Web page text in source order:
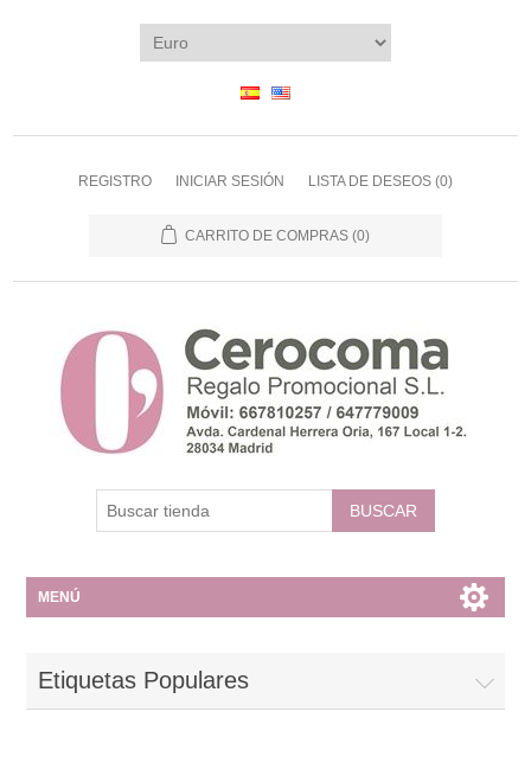
REGISTRO INICIAR SESIÓN LISTA DE DESEOS (0)
CARRITO DE COMPRAS (0)
MENÚ
Etiquetas Populares